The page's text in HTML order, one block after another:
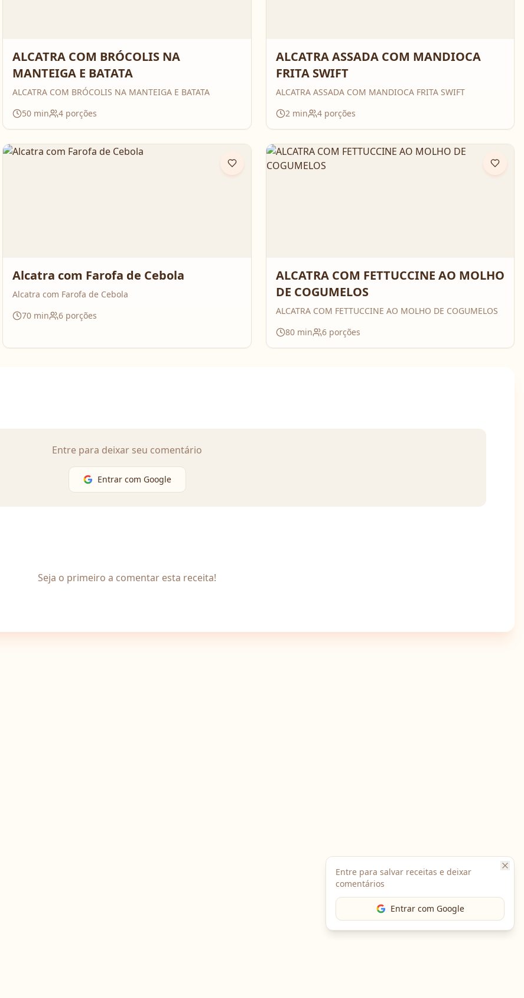
Entre para salvar receitas e deixar
comentários
Entrar com Google
ALCATRA COM BRÓCOLIS NA
MANTEIGA E BATATA
ALCATRA COM BRÓCOLIS NA MANTEIGA E BATATA
50 min 4 porções
ALCATRA ASSADA COM MANDIOCA
FRITA SWIFT
ALCATRA ASSADA COM MANDIOCA FRITA SWIFT
2min 4porções
Alcatra com Farofa de Cebola
Alcatra com Farofa de Cebola
70 min 6 porções
ALCATRA COM FETTUCCINE AO MOLHO
DE COGUMELOS
ALCATRA COM FETTUCCINE AO MOLHO DE COGUMELOS
80min 6porções
Entre para deixar seu comentário
Entrar com Google
Seja o primeiro a comentar esta receita!